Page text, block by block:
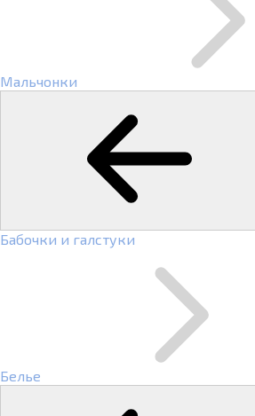
Мальчонки
Бабочки и галстуки
Белье